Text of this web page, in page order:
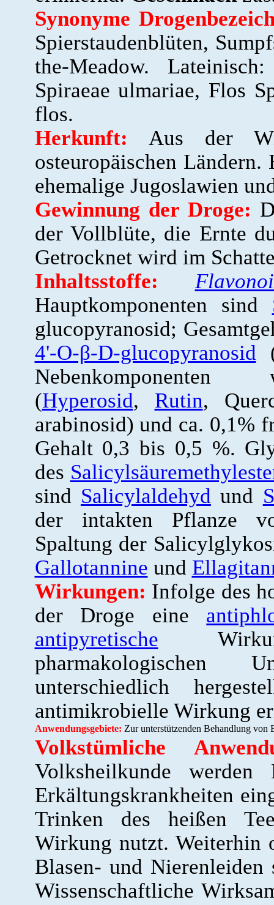
Synonyme
Spierstaudenblüten,
the-Meadow.
Spiraeae ulmariae, Flos
flos.
Herkunft:
Aus der
osteuropäischen
ehemalige Jugoslawien
Gewinnung der Droge:
der Vollblüte, die Ernte
Getrocknet wird im
Inhaltsstoffe:
Hauptkomponenten sind
glucopyranosid;
4'-O-β-D-glucopyranosid
Nebenkomponenten
(Hyperosid, Rutin,
arabinosid) und ca. 0,1%
Gehalt 0,3 bis 0,5 %.
des
sind Salicylaldehyd und
der intakten Pflanze
Spaltung der
Gallotannine und
Wirkungen: Infolge des
der Droge eine
antipyretische
pharmakologischen
unterschiedlich
antimikrobielle Wirkung
Anwendungsgebiete: Zur unterstützenden Behandlung von
Volkstümliche
Volksheilkunde
Erkältungskrankheiten
Trinken des heißen
Wirkung nutzt. Weiterhin
Blasen- und
Wissenschaftliche